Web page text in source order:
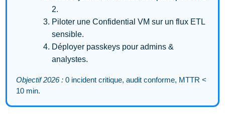
2.
Piloter une Confidential VM sur un flux ETL
sensible.
Déployer passkeys pour admins &
analystes.
Objectif 2026 :0 incident critique, audit conforme, MTTR <
10 min.